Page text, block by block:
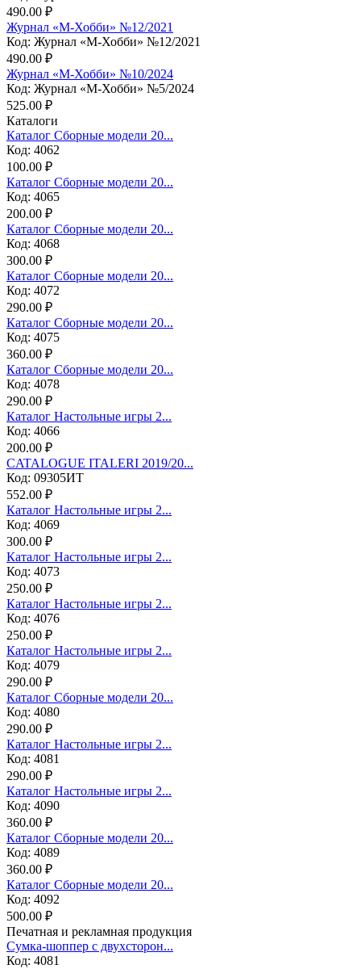
490.00 ₽
Журнал «М-Хобби» №12/2021
Код: Журнал «М-Хобби» №12/2021
490.00 ₽
Журнал «М-Хобби» №10/2024
Код: Журнал «М-Хобби» №5/2024
525.00 ₽
Каталоги
Каталог Сборные модели 20...
Код: 4062
100.00 ₽
Каталог Сборные модели 20...
Код: 4065
200.00 ₽
Каталог Сборные модели 20...
Код: 4068
300.00 ₽
Каталог Сборные модели 20...
Код: 4072
290.00 ₽
Каталог Сборные модели 20...
Код: 4075
360.00 ₽
Каталог Сборные модели 20...
Код: 4078
290.00 ₽
Каталог Настольные игры 2...
Код: 4066
200.00 ₽
CATALOGUE ITALERI 2019/20...
Код: 09305ИТ
552.00 ₽
Каталог Настольные игры 2...
Код: 4069
300.00 ₽
Каталог Настольные игры 2...
Код: 4073
250.00 ₽
Каталог Настольные игры 2...
Код: 4076
250.00 ₽
Каталог Настольные игры 2...
Код: 4079
290.00 ₽
Каталог Сборные модели 20...
Код: 4080
290.00 ₽
Каталог Настольные игры 2...
Код: 4081
290.00 ₽
Каталог Настольные игры 2...
Код: 4090
360.00 ₽
Каталог Сборные модели 20...
Код: 4089
360.00 ₽
Каталог Сборные модели 20...
Код: 4092
500.00 ₽
Печатная и рекламная продукция
Сумка-шоппер с двухсторон...
Код: 4081